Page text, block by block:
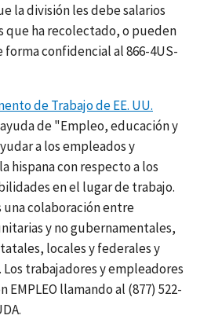
la división les debe salarios
que ha recolectado, o pueden
forma confidencial al866-4US-
de Trabajo de EE. UU.
de "Empleo, educación y
a los empleados y
hispana con respecto a los
en el lugar de trabajo.
una colaboración entre
y no gubernamentales,
locales y federales y
Los trabajadores y empleadores
llamando al (877) 522-